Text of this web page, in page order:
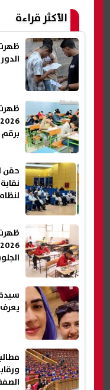
الأكثر قراءة
ظهرت
الدور
ظهرت
حقن
ظهرت